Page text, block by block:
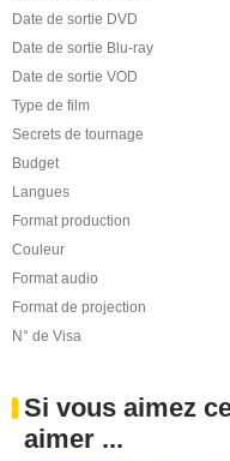
Date de sortie DVD
Date de sortie Blu-ray
Date de sortie VOD
Type de film
Secrets de tournage
Budget
Langues
Format production
Couleur
Format audio
Format de projection
N° de Visa
Si vous aimez
aimer ...